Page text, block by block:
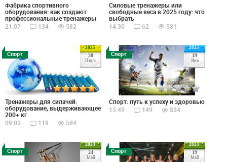
Фабрика спортивного
оборудования: как создают
профессиональные тренажеры
21:07
134 582
Силовые тренажеры или
свободные веса в 2025 году: что
выбрать
14:30
62 581
2025
30
Июль
Спорт
Тренажеры для силачей:
оборудование, выдерживающее
200+ кг
09:02
119 584
2025
19
Янв
Спорт
Спорт: путь к успеху и здоровью
15:49
149 834
2024
24
Май
Спорт
2024
19
Май
Спорт